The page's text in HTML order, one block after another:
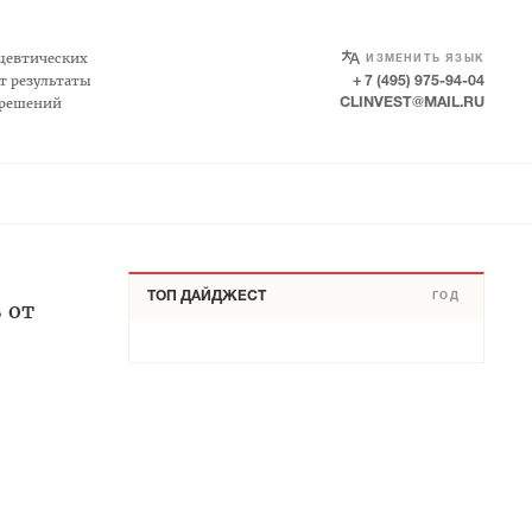
результаты
ИЗМЕНИТЬ ЯЗЫК
SELECT LANGUAGE
+ 7 (495) 975-94-04
CLINVEST@MAIL.RU
от
ТОП ДАЙДЖЕСТ ГОД